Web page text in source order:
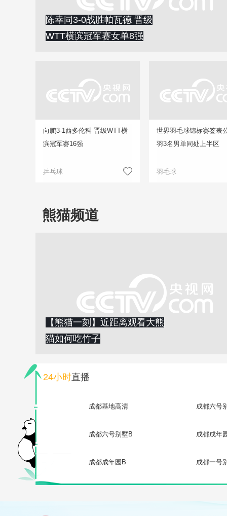
陈幸同3-0战胜帕瓦德 晋级
WTT横滨冠军赛女单8强
向鹏3-1西多伦科 晋级WTT横
滨冠军赛16强
乒乓球
世界羽毛球锦标赛签表
羽3名男单同处上半区
羽毛球
熊猫频道
【熊猫一刻】近距离观看大熊
猫如何吃竹子
24小时直播
成都基地高清 成都六号
成都六号别墅B 成都成年
成都成年园B 成都一号